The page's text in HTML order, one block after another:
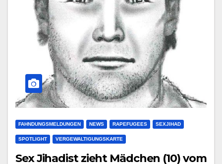
FAHNDUNGSMELDUNGEN NEWS RAPEFUGEES SEXJIHAD
SPOTLIGHT VERGEWALTIGUNGSKARTE
Sex Jihadist zieht Mädchen (10) vom